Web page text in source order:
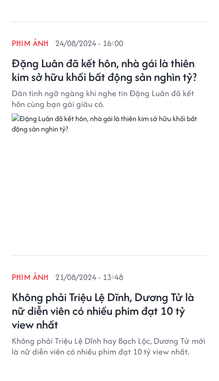
Đặng Luân đã kết hôn, nhà gái là thiên
kim sở hữu khối bất động sản nghìn tỷ?
PHIM ẢNH 24/08/2024 - 16:00
Dân tình ngỡ ngàng khi nghe tin Đặng Luân đã kết
hôn cùng bạn gái giàu có.
Không phải Triệu Lệ Dĩnh, Dương Tử là
nữ diễn viên có nhiều phim đạt 10 tỷ
view nhất
PHIM ẢNH 21/08/2024 - 13:48
Không phải Triệu Lệ Dĩnh hay Bạch Lộc, Dương Tử mới
là nữ diễn viên có nhiều phim đạt 10 tỷ view nhất.